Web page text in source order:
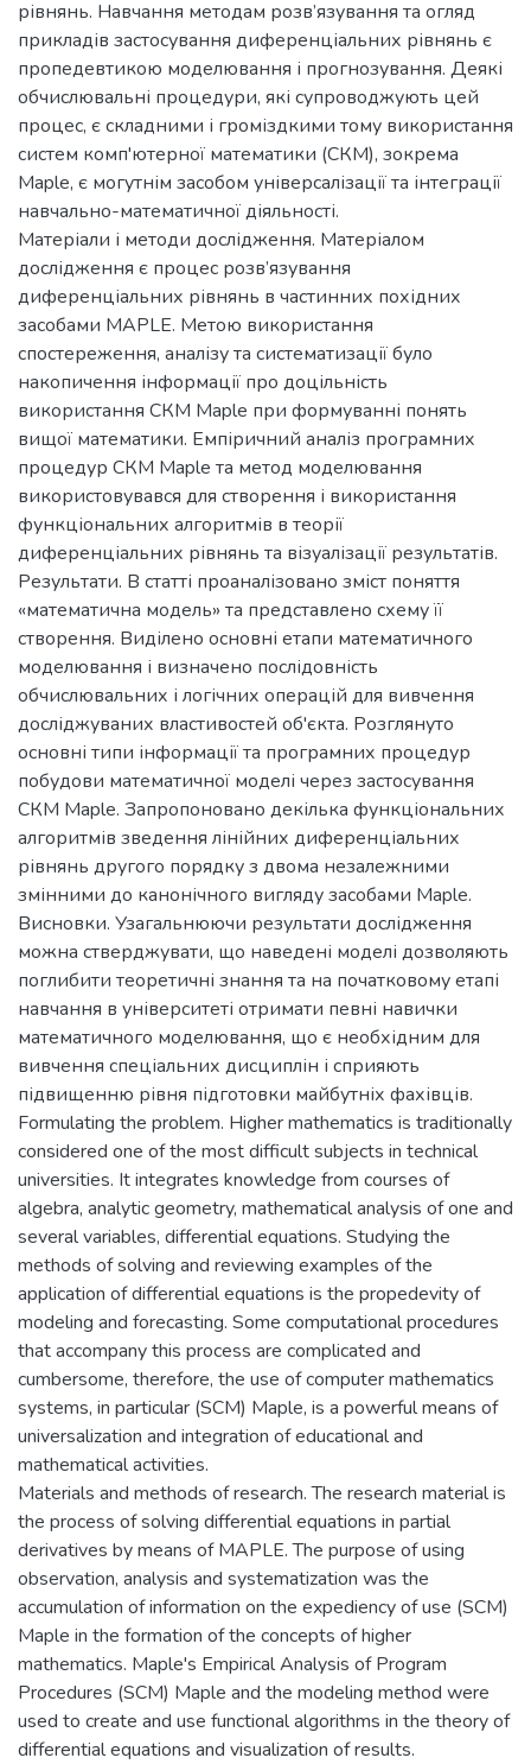
рівнянь. Навчання методам розв’язування та огляд
прикладів застосування диференціальних рівнянь є
пропедевтикою моделювання і прогнозування. Деякі
обчислювальні процедури, які супроводжують цей
процес, є складними і громіздкими тому використання
систем комп'ютерної математики (СКМ), зокрема
Maple, є могутнім засобом універсалізації та інтеграції
навчально-математичної діяльності.
Матеріали і методи дослідження. Матеріалом
дослідження є процес розв’язування
диференціальних рівнянь в частинних похідних
засобами MAPLE. Метою використання
спостереження, аналізу та систематизації було
накопичення інформації про доцільність
використання СКМ Maple при формуванні понять
вищої математики. Емпіричний аналіз програмних
процедур СКМ Maple та метод моделювання
використовувався для створення і використання
функціональних алгоритмів в теорії
диференціальних рівнянь та візуалізації результатів.
Результати. В статті проаналізовано зміст поняття
«математична модель» та представлено схему її
створення. Виділено основні етапи математичного
моделювання і визначено послідовність
обчислювальних і логічних операцій для вивчення
досліджуваних властивостей об'єкта. Розглянуто
основні типи інформації та програмних процедур
побудови математичної моделі через застосування
СКМ Maple. Запропоновано декілька функціональних
алгоритмів зведення лінійних диференціальних
рівнянь другого порядку з двома незалежними
змінними до канонічного вигляду засобами Maple.
Висновки. Узагальнюючи результати дослідження
можна стверджувати, що наведені моделі дозволяють
поглибити теоретичні знання та на початковому етапі
навчання в університеті отримати певні навички
математичного моделювання, що є необхідним для
вивчення спеціальних дисциплін і сприяють
підвищенню рівня підготовки майбутніх фахівців.
Formulating the problem. Higher mathematics is traditionally
considered one of the most difficult subjects in technical
universities. It integrates knowledge from courses of
algebra, analytic geometry, mathematical analysis of one and
several variables, differential equations. Studying the
methods of solving and reviewing examples of the
application of differential equations is the propedevity of
modeling and forecasting. Some computational procedures
that accompany this process are complicated and
cumbersome, therefore, the use of computer mathematics
systems, in particular (SCM) Maple, is a powerful means of
universalization and integration of educational and
mathematical activities.
Materials and methods of research. The research material is
the process of solving differential equations in partial
derivatives by means of MAPLE. The purpose of using
observation, analysis and systematization was the
accumulation of information on the expediency of use (SCM)
Maple in the formation of the concepts of higher
mathematics. Maple's Empirical Analysis of Program
Procedures (SCM) Maple and the modeling method were
used to create and use functional algorithms in the theory of
differential equations and visualization of results.